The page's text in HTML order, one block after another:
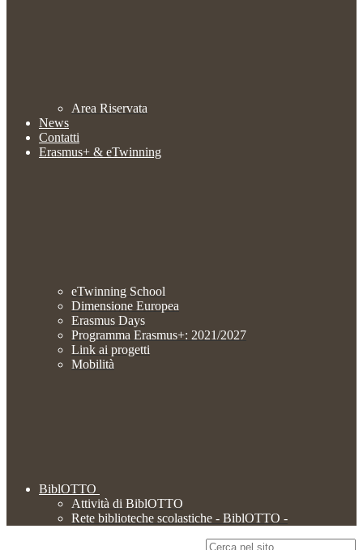
Area Riservata
News
Contatti
Erasmus+ & eTwinning
eTwinning School
Dimensione Europea
Erasmus Days
Programma Erasmus+: 2021/2027
Link ai progetti
Mobilità
BiblOTTO
Attività di BiblOTTO
Rete biblioteche scolastiche - BiblOTTO -